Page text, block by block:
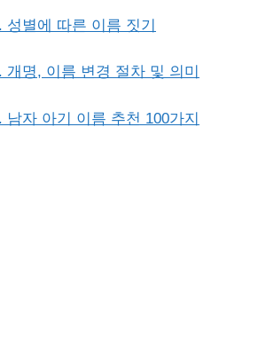
성별에 따른 이름 짓기
개명, 이름 변경 절차 및 의미
남자 아기 이름 추천 100가지